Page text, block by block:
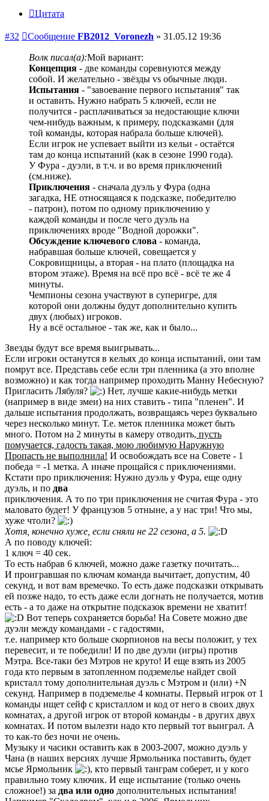
Цитата
#32 Сообщение FB2012_Voronezh » 31.05.12 19:36
Волк писал(а):Мой вариант:
Концепция - две команды соревнуются между
собой. И желательно - звёзды vs обычные люди.
Испытания - "завоевание первого испытания" так
и оставить. Нужно набрать 5 ключей, если не
получится - расплачиваться за недостающие ключи
чем-нибудь важным, к примеру, подсказками (для
той команды, которая набрала больше ключей).
Если игрок не успевает выйти из кельи - остаётся
там до конца испытаний (как в сезоне 1990 года).
У Фура - дуэли, в т.ч. и во время приключений
(см.ниже).
Приключения - сначала дуэль у Фура (одна
загадка, НЕ относящаяся к подсказке, победителю
- патрон), потом по одному приключению у
каждой команды и после чего дуэль на
приключениях вроде "Водной дорожки".
Обсуждение ключевого слова - команда,
набравшая больше ключей, совещается у
Сокровищницы, а вторая - на плато (площадка на
втором этаже). Время на всё про всё - всё те же 4
минуты.
Чемпионы сезона участвуют в суперигре, для
которой они должны будут дополнительно купить
двух (любых) игроков.
Ну а всё остальное - так же, как и было...
Звезды будут все время выигрывать...
Если игроки останутся в кельях до конца испытаний, они там
помрут все. Представь себе если три пленника (а это вполне
возможно) и как тогда например проходить Манну Небесную?
Пригласить Лябуля?
Нет, лучше какие-нибудь метки
(например в виде змеи) на них ставить - типа "пленен". И
дальше испытания продолжать, возвращаясь через буквально
через несколько минут. Т.е. меток пленника может быть
много. Потом на 2 минуты в камеру отводить, пусть
помучается, гадость такая, мою любимую Наружную
Пропасть не выполнила! И освобождать все на Совете - 1
победа = -1 метка. А иначе прощайся с приключениями.
Кстати про приключения: Нужно дуэль у Фура, еще одну
дуэль, и по два
приключения. А то по три приключения не считая Фура - это
маловато будет! У французов 5 отныне, а у нас три! Что мы,
хуже чтоли?
Хотя, конечно хуже, если сняли не 22 сезона, а 5.
А по поводу ключей:
1 ключ = 40 сек.
То есть набрав 6 ключей, можно даже газетку почитать...
И проигравшая по ключам команда вычитает, допустим, 40
секунд, и вот вам времечко. То есть даже подсказки открывать
ей позже надо, то есть даже если догнать не получается, мотив
есть - а то даже на открытие подсказок времени не хватит!
Вот теперь сохраняется борьба! На Совете можно две
дуэли между командами - с гадостями,
т.е. например кто больше скорпионов на весы положит, у тех
перевесит, и те победили! И по две дуэли (игры) против
Мэтра. Все-таки без Мэтров не круто! И еще взять из 2005
года кто первым в затопленном подземелье найдет свой
кристалл тому дополнительная дуэль с Мэтром и (или) +N
секунд. Например в подземелье 4 комнаты. Первый игрок от 1
команды ищет сейф с кристаллом и код от него в своих двух
комнатах, а другой игрок от второй команды - в других двух
комнатах. И потом вылезти надо кто первый тот выиграл. А
то как-то без ночи не очень.
Музыку и часики оставить как в 2003-2007, можно дуэль у
Чана (в наших версиях лучше Ярмольника поставить, будет
мсье Ярмольник
, кто первый танграм соберет, и у кого
правильно тому ключик. И еще испытание (только очень
сложное!) за два или одно дополнительных испытания!